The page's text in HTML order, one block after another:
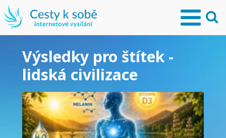
Výsledky pro štítek -
lidská civilizace